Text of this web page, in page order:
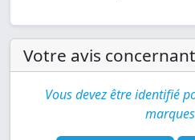
Votre avis
Vous devez être identifié
marques